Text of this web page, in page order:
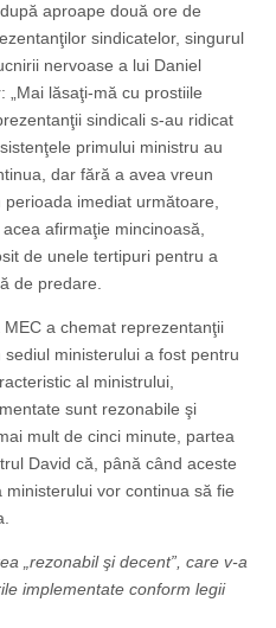
aproape două ore de
sindicatelor, singurul
nervoase a lui Daniel
„Mai lăsaţi-mă cu prostiile
sindicali s-au ridicat
primului ministru au
dar fără a avea vreun
imediat următoare,
afirmaţie mincinoasă,
de unele tertipuri pentru a
de predare.
a chemat reprezentanţii
ministerului a fost pentru
al ministrului,
sunt rezonabile şi
mult de cinci minute, partea
David că, până când aceste
vor continua să fie
„rezonabil şi decent”, care v-a
implementate conform legii